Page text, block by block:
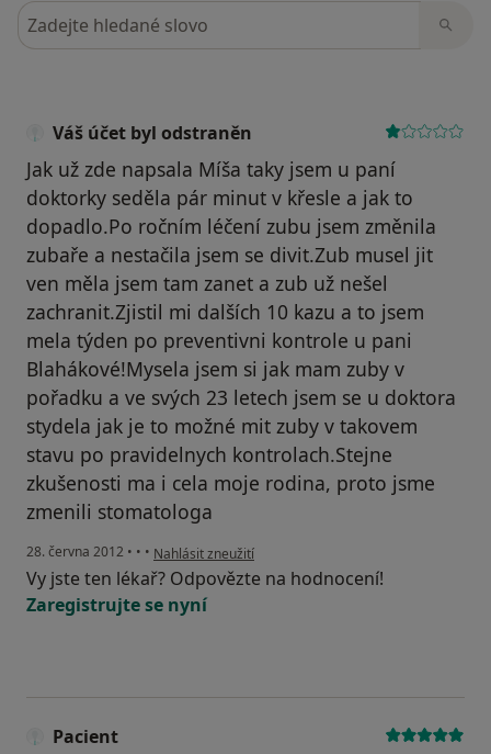
Hledejte v názorech
Váš účet byl odstraněn
Jak už zde napsala Míša taky jsem u paní
doktorky seděla pár minut v křesle a jak to
dopadlo.Po ročním léčení zubu jsem změnila
zubaře a nestačila jsem se divit.Zub musel jit
ven měla jsem tam zanet a zub už nešel
zachranit.Zjistil mi dalších 10 kazu a to jsem
mela týden po preventivni kontrole u pani
Blahákové!Mysela jsem si jak mam zuby v
pořadku a ve svých 23 letech jsem se u doktora
stydela jak je to možné mit zuby v takovem
stavu po pravidelnych kontrolach.Stejne
zkušenosti ma i cela moje rodina, proto jsme
zmenili stomatologa
28. června 2012 • • • podle názoru uživatele Váš účet byl odstraněn
Nahlásit zneužití
Vy jste ten lékař? Odpovězte na hodnocení!
Zaregistrujte se nyní
Pacient